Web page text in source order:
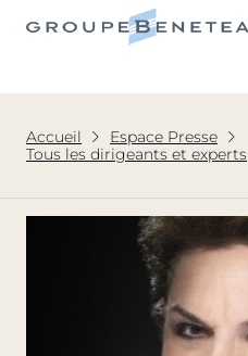
Accueil
Espace Presse
Tous les dirigeants et experts